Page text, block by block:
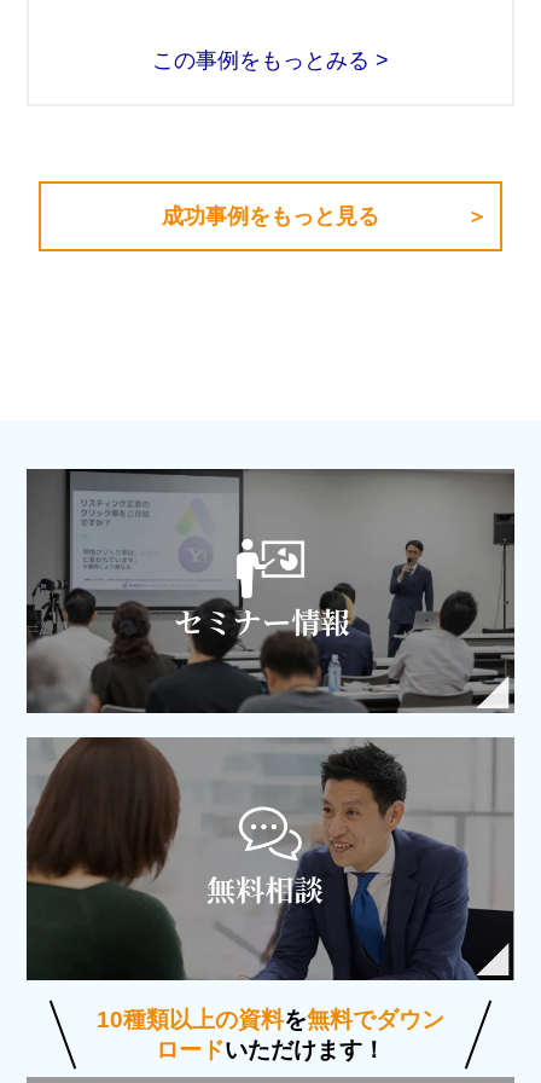
この事例をもっとみる >
成功事例をもっと見る
10種類以上の資料を無料でダウン
ロードいただけます！